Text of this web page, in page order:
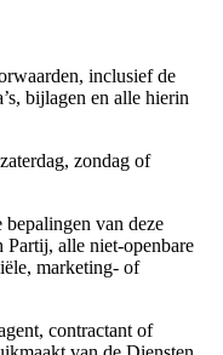
inclusief de
bijlagen en alle hierin
zondag of
bepalingen van deze
Partij, alle niet-openbare
marketing- of
contractant of